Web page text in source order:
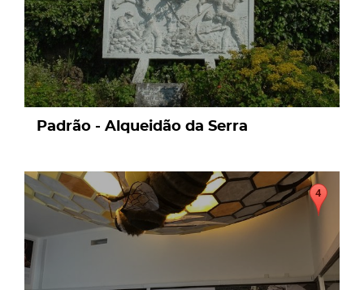
Padrão - Alqueidão da Serra
page